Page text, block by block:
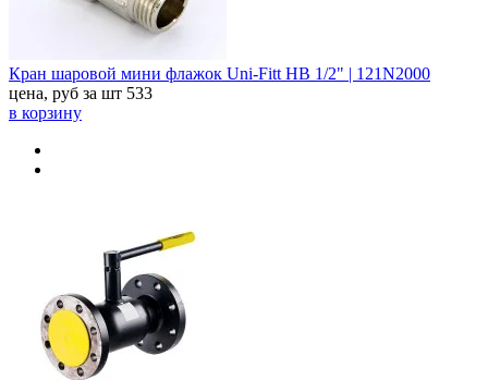
Кран шаровой мини флажок Uni-Fitt НВ 1/2" | 121N2000
цена, руб за шт 533
в корзину